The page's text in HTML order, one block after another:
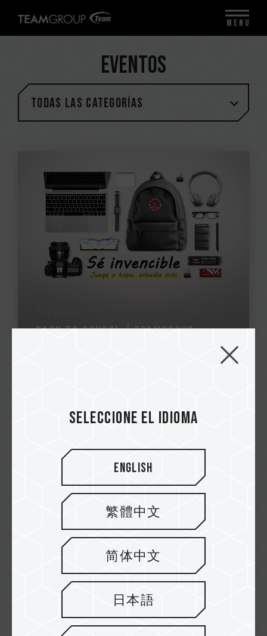
EVENTOS
Todas las categorías
Back to school │TEAMGROUP
2021/03
SORTEO
Más
Seleccione el idioma
English
繁體中文
简体中文
日本語
MENU